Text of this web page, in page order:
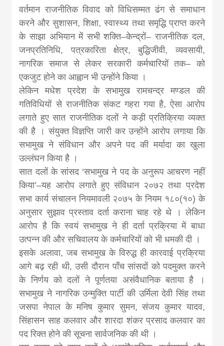
वर्तमान राजनीतिक विवाद को विधिसम्मत ढंग से समाधान
करने और सुशासन, शिक्षा, स्वास्थ्य तथा समृद्धि प्राप्त करने
के साझा अभियान में सभी शक्ति–केन्द्रों– राजनीतिक दल,
जनप्रतिनिधि, पत्रकारिता क्षेत्र, बुद्धिजीवी, व्यवसायी,
नागरिक समाज से लेकर सरकारी कर्मचारियों तक– को
एकजुट होने का आह्वान भी उन्होंने किया ।
लेकिन मधेश प्रदेश के सभामुख रामचन्द्र मण्डल की
गतिविधियों से राजनीतिक संकट गहरा गया है, ऐसा आरोप
लगाते हुए सात राजनीतिक दलों ने कड़ी प्रतिक्रिया व्यक्त
की है । संयुक्त विज्ञप्ति जारी कर उन्होंने आरोप लगाया कि
सभामुख ने संविधान और अपने पद की मर्यादा का खुला
उल्लंघन किया है ।
सात दलों के सांसद ‘सभामुख ने पद के अनुरूप आचरण नहीं
किया’–यह आरोप लगाते हुए संविधान २०७२ तथा प्रदेश
सभा कार्य संचालन नियमावली २०७५ के नियम १८०(१०) के
अनुसार सुझाव प्रस्ताव दर्ता कराना चाह रहे थे । लेकिन
आरोप है कि स्वयं सभामुख ने ही दर्ता प्रक्रिया में बाधा
उत्पन्न की और सचिवालय के कर्मचारियों को भी धमकी दी ।
इसके अलावा, जब सभामुख के विरुद्ध ही कारवाई प्रक्रिया
आगे बढ़ रही थी, उसी दौरान पाँच सांसदों को पदमुक्त करने
के निर्णय को दलों ने पूर्णतया असंवैधानिक बताया है ।
सभामुख ने नागरिक उन्मुक्ति पार्टी की उर्मिला देवी सिंह तथा
जसपा नेपाल के मनिष कुमार सुमन, संजय कुमार यादव,
सिंहासन साह कलवार और शारदा शंकर प्रसाद कलवार का
पद रिक्त होने की सूचना सार्वजनिक की थी ।